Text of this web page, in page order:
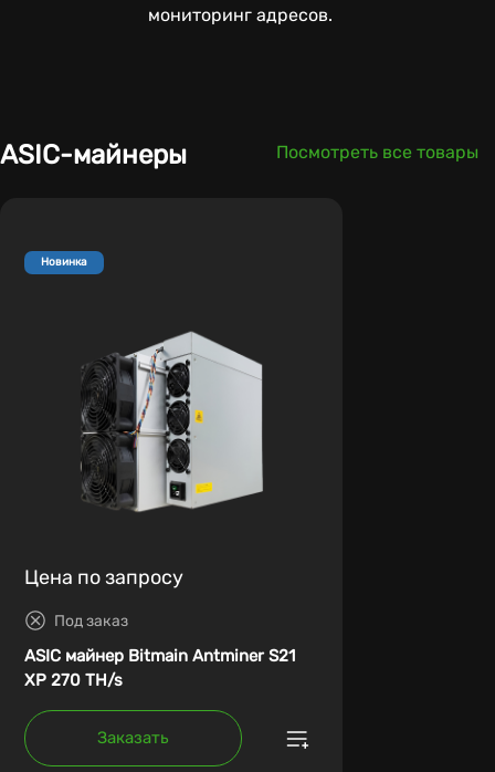
мониторинг адресов.
ASIC-майнеры Посмотреть все товары
Новинка
Цена по запросу
Под заказ
ASIC майнер Bitmain Antminer S21
XP 270 TH/s
Заказать